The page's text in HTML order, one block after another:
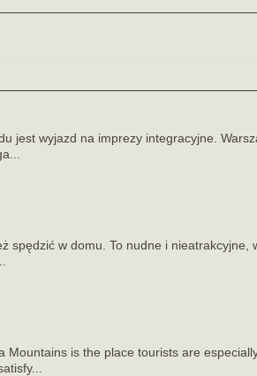
jest wyjazd na imprezy integracyjne.
spędzić w domu. To nudne i nieatrakcyjne,
Mountains is the place tourists are